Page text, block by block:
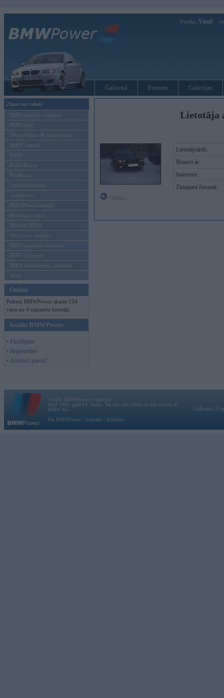
Sveiks, Viesi!
Galvenā Forums Galerijas
Ziņas un raksti
BMW modeļu jaunumi
BMW testi
Tehnoloģijas & sasniegumi
BMW Latvijā
MINI
Rolls-Royce
Pasākumi
Vadāmības tests
Autosports
BMWPower aktuāli
Reklāmas raksti
Mēneša BMW
Sērijveida tūnings
BMW pasaules jaunumi
BMW koncepti
BMW konkurentu jaunumi
Moto
Online
Pašreiz BMWPower skatās 154
viesi un 4 reģistrēti lietotāji.
Ienākt BMWPower
• Pieslēgties
• Reģistrēties
• Aizmirsi paroli?
Lietotāja
Lietotājvārds:
Braucu ar:
Intereses:
Ziņojumi forumā:
Vortāls BMWPower.lv darbojas
kopš 2002. gada 14. maija. Tas nav auto klubs un nav saistīts ar
BMW AG.
Par BMWPower
Kontakti Reklāma
Galvena